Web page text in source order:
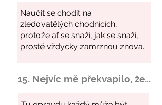
15. Nejvíc mě překvapilo, že...